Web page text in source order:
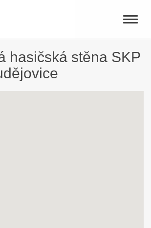
Toggle
hasičská stěna SKP